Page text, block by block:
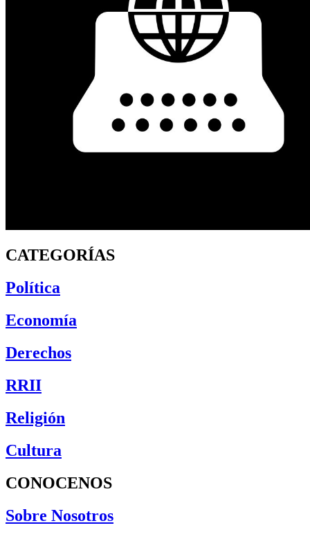
CATEGORÍAS
Política
Economía
Derechos
RRII
Religión
Cultura
CONOCENOS
Sobre Nosotros